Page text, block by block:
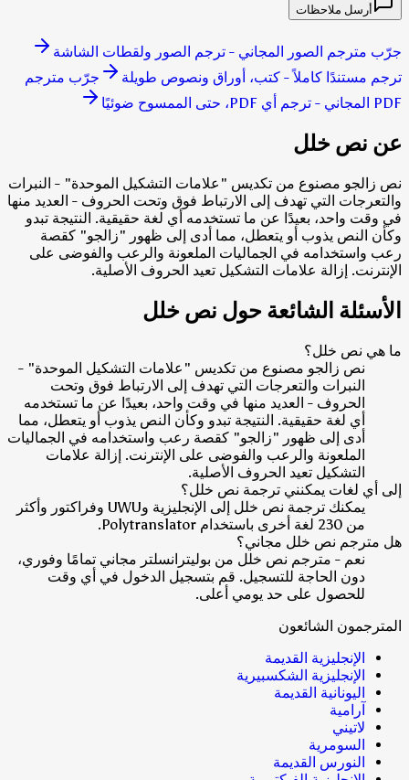
أرسل ملاحظات
جرّب مترجم الصور المجاني - ترجم الصور ولقطات الشاشة
ترجم مستندًا كاملاً - كتب، أوراق ونصوص طويلة
جرّب مترجم
PDF المجاني - ترجم أي PDF، حتى الممسوح ضوئيًا
عن نص خلل
نص زالجو مصنوع من تكديس "علامات التشكيل الموحدة" - النبرات
والتعرجات التي تهدف إلى الارتباط فوق وتحت الحروف - العديد منها
في وقت واحد، بعيدًا عن ما تستخدمه أي لغة حقيقية. النتيجة تبدو
وكأن النص يذوب أو يتعطل، مما أدى إلى ظهور "زالجو" كقصة
رعب واستخدامه في الجماليات الملعونة والرعب والفوضى على
الإنترنت. إزالة علامات التشكيل تعيد الحروف الأصلية.
الأسئلة الشائعة حول نص خلل
ما هي نص خلل؟
نص زالجو مصنوع من تكديس "علامات التشكيل الموحدة" -
النبرات والتعرجات التي تهدف إلى الارتباط فوق وتحت
الحروف - العديد منها في وقت واحد، بعيدًا عن ما تستخدمه
أي لغة حقيقية. النتيجة تبدو وكأن النص يذوب أو يتعطل، مما
أدى إلى ظهور "زالجو" كقصة رعب واستخدامه في الجماليات
الملعونة والرعب والفوضى على الإنترنت. إزالة علامات
التشكيل تعيد الحروف الأصلية.
إلى أي لغات يمكنني ترجمة نص خلل؟
يمكنك ترجمة نص خلل إلى الإنجليزية وUWU وفراكتور وأكثر
من 230 لغة أخرى باستخدام Polytranslator.
هل مترجم نص خلل مجاني؟
نعم - مترجم نص خلل من بوليترانسلتر مجاني تمامًا وفوري،
دون الحاجة للتسجيل. قم بتسجيل الدخول في أي وقت
للحصول على حد يومي أعلى.
المترجمون الشائعون
الإنجليزية القديمة
الإنجليزية الشكسبيرية
اليونانية القديمة
آرامية
لاتيني
السومرية
النورس القديمة